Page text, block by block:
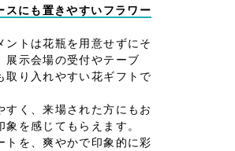
スにも置きやすいフラワー
ントは花瓶を用意せずにそ
展示会場の受付やテーブ
取り入れやすい花ギフトで
すく、来場された方にもお
を感じてもらえます。
トを、爽やかで印象的に彩